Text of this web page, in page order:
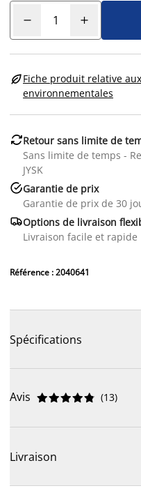
Fiche produit relative
environnementales
Retour sans limite de
Sans limite de temps -
JYSK
Garantie de prix
Garantie de prix de 30
Options de livraison
Livraison facile et rapide
Référence : 2040641
Spécifications
Avis 




 (13)
Livraison